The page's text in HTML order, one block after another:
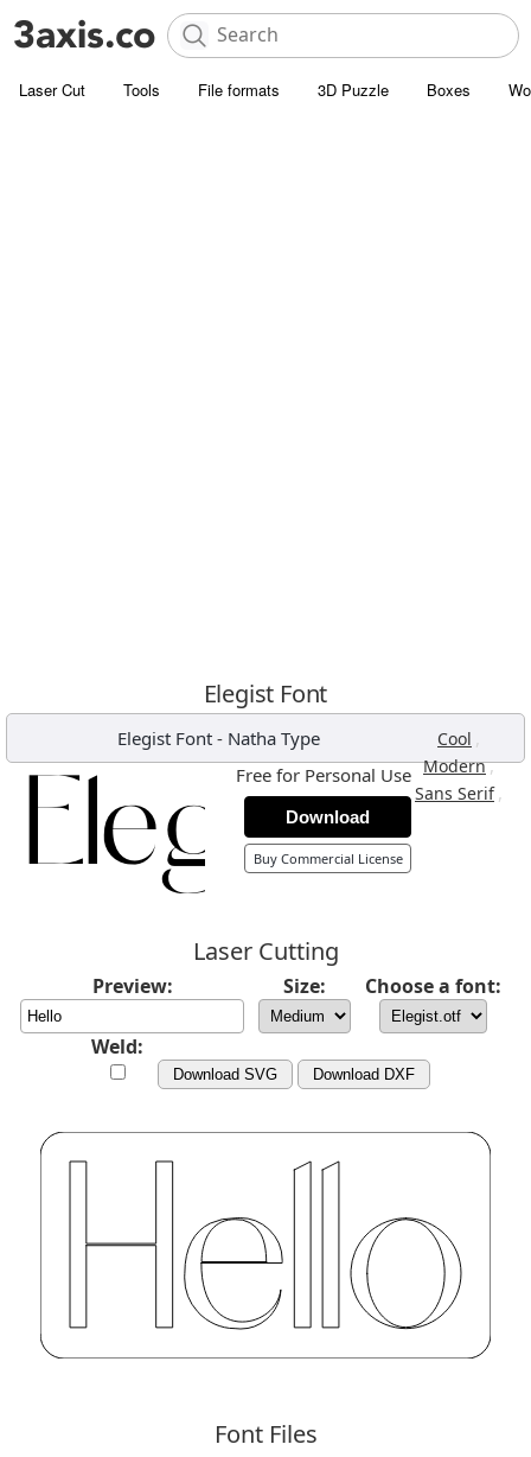
Laser Cut Tools File formats 3D Puzzle Boxes
Elegist Font
Elegist Font- Natha Type Cool ,
Modern,
Sans Serif ,
Free for Personal Use
Download
Buy Commercial License
Laser Cutting
Preview: Size: Choose a font:
Weld:
Download SVG Download DXF
Font Files